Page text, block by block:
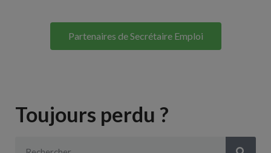
Partenaires de Secrétaire Emploi
Toujours perdu ?